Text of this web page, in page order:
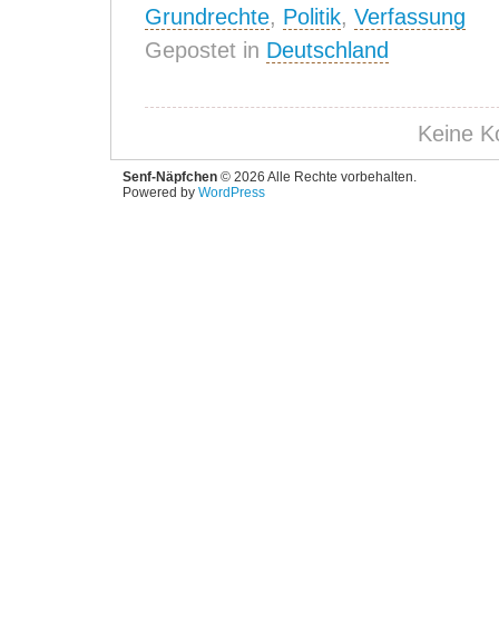
Grundrechte, Politik, Verfassung
Gepostet in Deutschland
Keine
Senf-Näpfchen © 2026 Alle Rechte vorbehalten.
Powered by WordPress